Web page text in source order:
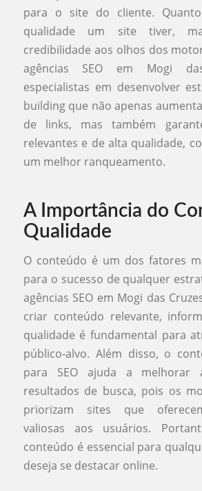
para o site do cliente.
qualidade um site tiver,
credibilidade aos olhos dos
agências SEO em Mogi
especialistas em desenvolver
building que não apenas
de links, mas também
relevantes e de alta qualidade,
um melhor ranqueamento.
A Importância do
Qualidade
O conteúdo é um dos fatores
para o sucesso de qualquer
agências SEO em Mogi das
criar conteúdo relevante,
qualidade é fundamental para
público-alvo. Além disso, o
para SEO ajuda a melhorar
resultados de busca, pois os
priorizam sites que
valiosas aos usuários.
conteúdo é essencial para
deseja se destacar online.